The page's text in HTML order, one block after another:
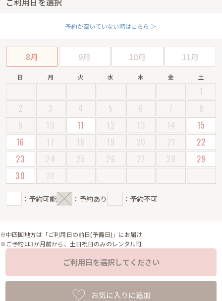
予約が空いていない時はこちら ＞
8月 9月 10月 11月
日 月 火 水 木 金 土
1
2
3 4 5 6 7
8
9
10 11 12 13 14
15
16
17 18 19 20 21
22
23
24 25 26 27 28
29
30
31
：予約可能 ：予約あり ：予約不可
※中四国地方は「ご利用日の前日(予備日)」にお届け
※ご予約は3か月前から、土日祝日のみのレンタル可
ご利用日を選択してください
お気に入りに追加